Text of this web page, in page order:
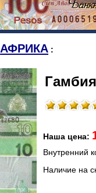
АФРИКА :
Наша цена:
Внутренний
Наличие на